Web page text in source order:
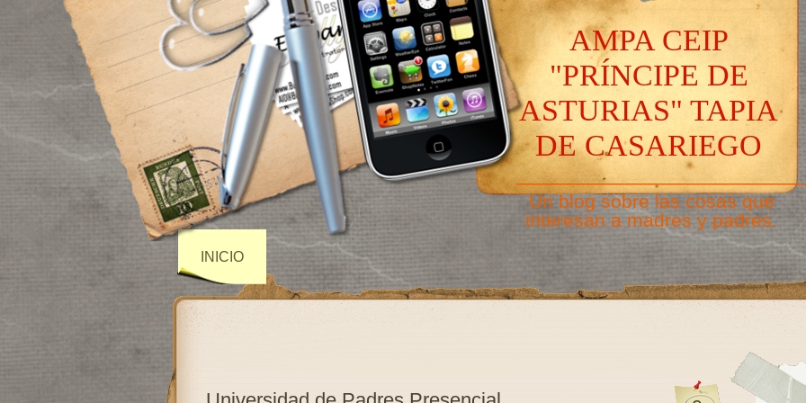
AMPA CEIP
"PRÍNCIPE DE
ASTURIAS" TAPIA
DE CASARIEGO
Un blog sobre las cosas que
interesan a madres y padres.
INICIO